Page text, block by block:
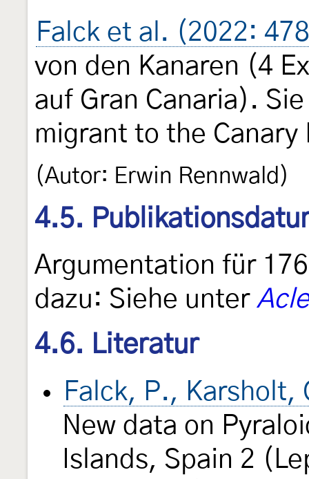
Falck et al. (2022:
von den Kanaren (4
auf Gran Canaria).
migrant to the Canary
(Autor: Erwin Rennwald)
4.5.
Argumentation für
dazu: Siehe unter
4.6. Literatur
Falck, P., Karsholt,
New data on
Islands, Spain 2